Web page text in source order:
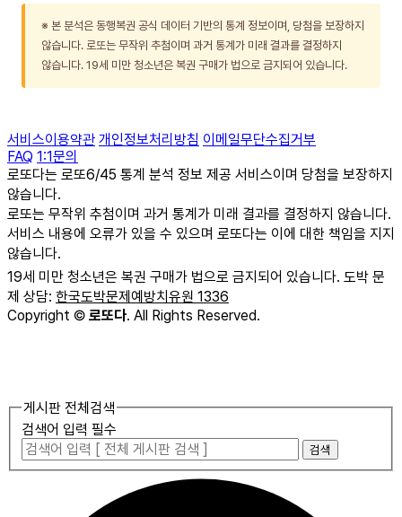
※ 본 분석은 동행복권 공식 데이터 기반의 통계 정보이며, 당첨을 보장하지
않습니다. 로또는 무작위 추첨이며 과거 통계가 미래 결과를 결정하지
않습니다. 19세 미만 청소년은 복권 구매가 법으로 금지되어 있습니다.
서비스이용약관 개인정보처리방침 이메일무단수집거부
FAQ 1:1문의
로또다는 로또6/45 통계 분석 정보 제공 서비스이며 당첨을 보장하지
않습니다.
로또는 무작위 추첨이며 과거 통계가 미래 결과를 결정하지 않습니다.
서비스 내용에 오류가 있을 수 있으며 로또다는 이에 대한 책임을 지지
않습니다.
19세 미만 청소년은 복권 구매가 법으로 금지되어 있습니다. 도박 문
제 상담: 한국도박문제예방치유원 1336
Copyright © 로또다. All Rights Reserved.
게시판 전체검색
검색어 입력 필수
검색